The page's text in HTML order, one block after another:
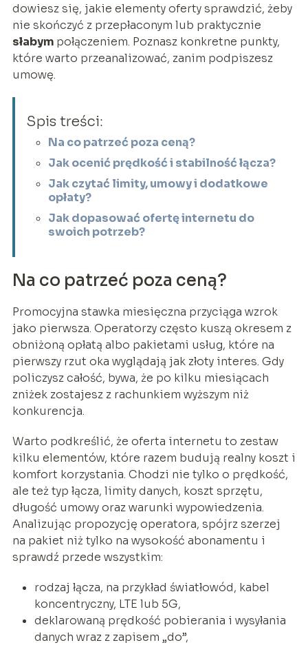
dowiesz się, jakie elementy oferty sprawdzić, żeby
nie skończyć z przepłaconym lub praktycznie
słabym połączeniem. Poznasz konkretne punkty,
które warto przeanalizować, zanim podpiszesz
umowę.
Spis treści:
Na co patrzeć poza ceną?
Jak ocenić prędkość i stabilność łącza?
Jak czytać limity, umowy i dodatkowe
opłaty?
Jak dopasować ofertę internetu do
swoich potrzeb?
Na co patrzeć poza ceną?
Promocyjna stawka miesięczna przyciąga wzrok
jako pierwsza. Operatorzy często kuszą okresem z
obniżoną opłatą albo pakietami usług, które na
pierwszy rzut oka wyglądają jak złoty interes. Gdy
policzysz całość, bywa, że po kilku miesiącach
zniżek zostajesz z rachunkiem wyższym niż
konkurencja.
Warto podkreślić, że oferta internetu to zestaw
kilku elementów, które razem budują realny koszt i
komfort korzystania. Chodzi nie tylko o prędkość,
ale też typ łącza, limity danych, koszt sprzętu,
długość umowy oraz warunki wypowiedzenia.
Analizując propozycję operatora, spójrz szerzej
na pakiet niż tylko na wysokość abonamentu i
sprawdź przede wszystkim:
rodzaj łącza, na przykład światłowód, kabel
koncentryczny, LTE lub 5G,
deklarowaną prędkość pobierania i wysyłania
danych wraz z zapisem „do”,